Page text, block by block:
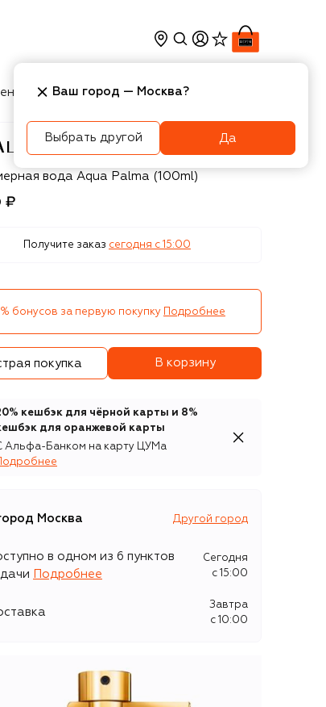
Косметика Интерьер
вода Aqua Palma (100ml)
₽
Получите заказ сегодня c 15:00
бонусов за первую покупку Подробнее
покупка В корзину
кешбэк для чёрной карты и 8%
для оранжевой карты
Альфа-Банком на карту ЦУМа
Подробнее
Москва Другой город
в одном из 6 пунктов
Подробнее
Сегодня
c 15:00
Завтра
c 10:00
Ваш город — Москва?
Выбрать другой Да